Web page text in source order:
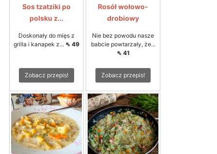
Sos tzatziki po
polsku z...
Doskonały do mięs z
grilla i kanapek z... ⇖ 49
Zobacz przepis!
Rosół wołowo-
drobiowy
Nie bez powodu nasze
babcie powtarzały, że...
⇖ 41
Zobacz przepis!